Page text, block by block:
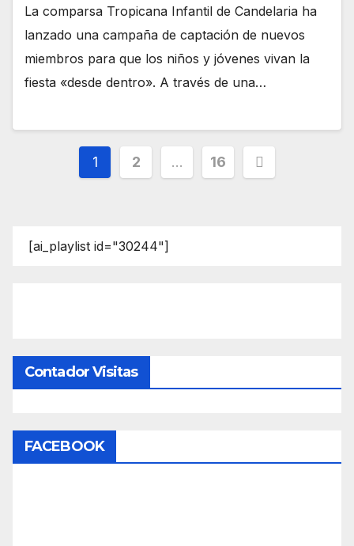
La comparsa Tropicana Infantil de Candelaria ha
lanzado una campaña de captación de nuevos
miembros para que los niños y jóvenes vivan la
fiesta «desde dentro». A través de una…
Paginación
1 2 … 16
[ai_playlist id="30244"]
Contador Visitas
FACEBOOK